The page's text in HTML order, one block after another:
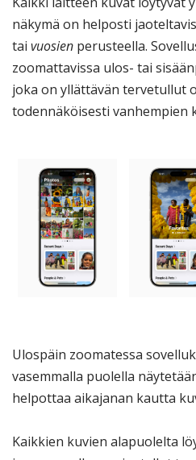
näkymä on helposti
tai vuosien perusteella.
zoomattavissa ulos- tai
joka on yllättävän tervetullut
todennäköisesti vanhempien
Ulospäin zoomatessa
vasemmalla puolella
helpottaa aikajanan kautta
Kaikkien kuvien alapuolelta